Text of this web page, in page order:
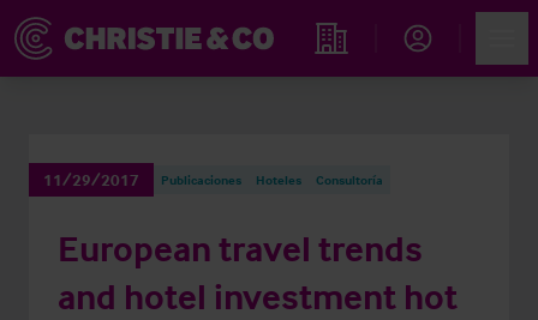
Propiedades
11/29/2017 Publicaciones Hoteles Consultoría
European travel trends
and hotel investment hot